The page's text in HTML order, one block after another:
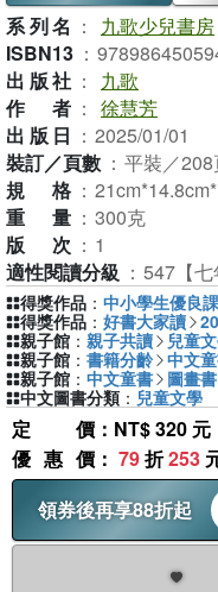
系列名 ：
九歌少兒書房
ISBN13 ：
出版社 ：
九歌
作者 ： 徐慧芳
出版日 ： 2025/01/01
裝訂／頁數 ： 平裝／208
規格 ：
重量 ： 300克
版次 ： 1
適性閱讀分級 ： 547【七
定價 ：NT$ 320 元
優惠價 ： 79折253
領券後再享88折起
得獎作品 ： 中小學生優良
得獎作品 ： 好書大家讀
親子館 ： 親子共讀
兒童
親子館 ： 書籍分齡 中文
親子館 ： 中文童書 圖畫書
中文圖書分類 ： 兒童文學